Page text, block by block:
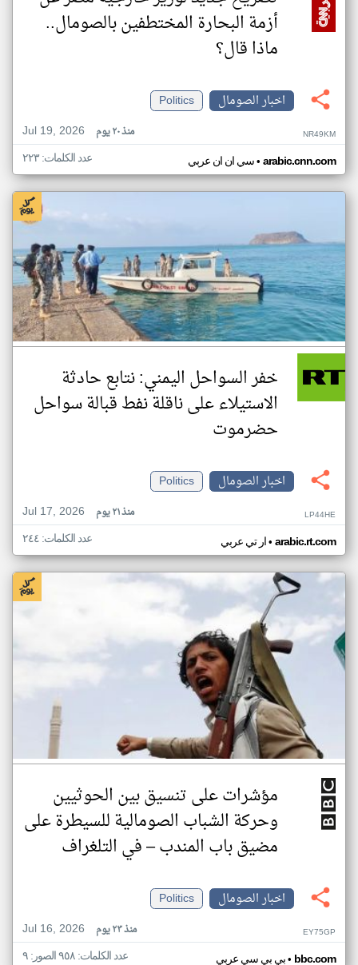
أزمة البحارة المختطفين بالصومال..
ماذا قال؟
اخبار الصومال
Politics
Jul 19, 2026
منذ ٢٠ يوم NR49KM
سي ان ان عربي• arabic.cnn.com عدد الكلمات: ٢٢٣
خفر السواحل اليمني: نتابع حادثة
الاستيلاء على ناقلة نفط قبالة سواحل
حضرموت
اخبار الصومال
Politics
Jul 17, 2026
منذ ٢١ يوم LP44HE
ار تي عربي• arabic.rt.com عدد الكلمات: ٢٤٤
مؤشرات على تنسيق بين الحوثيين
وحركة الشباب الصومالية للسيطرة على
مضيق باب المندب – في التلغراف
اخبار الصومال
Politics
Jul 16, 2026
منذ ٢٣ يوم EY75GP
بي بي سي عربي• bbc.com عدد الكلمات: ٩٥٨ الصور: ٩